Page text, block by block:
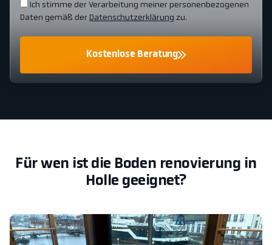
Ich stimme der Verarbeitung meiner personenbezogenen
Daten gemäß der Datenschutzerklärung zu.
Kostenlose Beratung
Für wen ist die Boden renovierung in
Holle geeignet?